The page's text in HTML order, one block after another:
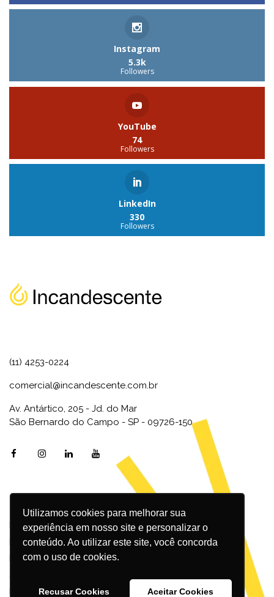
Utilizamos cookies para melhorar sua
experiência em nosso site e personalizar o
conteúdo. Ao utilizar este site, você concorda
com o uso de cookies.
Recusar Cookies Aceitar Cookies
Instagram
5.3k
Followers
YouTube
74
Followers
LinkedIn
330
Followers
(11) 4253-0224
comercial@incandescente.com.br
Av. Antártico, 205 - Jd. do Mar
São Bernardo do Campo - SP - 09726-150
Marketing Digital
Inbound Marketing
Redes Sociais
SEO
Design